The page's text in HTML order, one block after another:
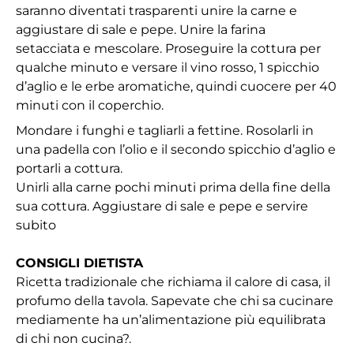
saranno diventati trasparenti unire la carne e
aggiustare di sale e pepe. Unire la farina
setacciata e mescolare. Proseguire la cottura per
qualche minuto e versare il vino rosso, 1 spicchio
d’aglio e le erbe aromatiche, quindi cuocere per 40
minuti con il coperchio.
Mondare i funghi e tagliarli a fettine. Rosolarli in
una padella con l’olio e il secondo spicchio d’aglio e
portarli a cottura.
Unirli alla carne pochi minuti prima della fine della
sua cottura. Aggiustare di sale e pepe e servire
subito
CONSIGLI DIETISTA
Ricetta tradizionale che richiama il calore di casa, il
profumo della tavola. Sapevate che chi sa cucinare
mediamente ha un’alimentazione più equilibrata
di chi non cucina?.